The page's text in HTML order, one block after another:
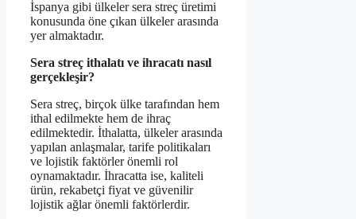
İspanya gibi ülkeler sera streç üretimi
konusunda öne çıkan ülkeler arasında
yer almaktadır.
Sera streç ithalatı ve ihracatı nasıl
gerçekleşir?
Sera streç, birçok ülke tarafından hem
ithal edilmekte hem de ihraç
edilmektedir. İthalatta, ülkeler arasında
yapılan anlaşmalar, tarife politikaları
ve lojistik faktörler önemli rol
oynamaktadır. İhracatta ise, kaliteli
ürün, rekabetçi fiyat ve güvenilir
lojistik ağlar önemli faktörlerdir.